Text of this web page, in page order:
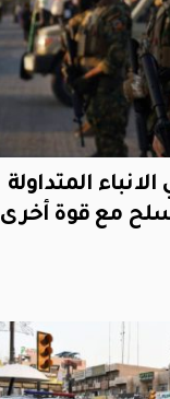
المتداولة
مع قوة أخرى